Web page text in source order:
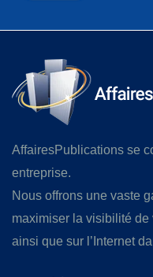
AffairesPublications se
entreprise.
Nous offrons une vaste
maximiser la visibilité de
ainsi que sur l’Internet